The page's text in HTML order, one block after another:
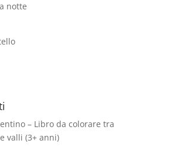
notte
– Libro da colorare tra
valli (3+ anni)